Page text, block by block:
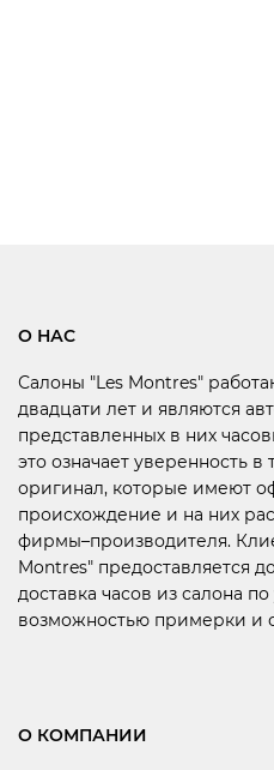
О НАС
Салоны "Les Montres"
двадцати лет и являются
представленных в них
это означает уверенность
оригинал, которые имеют
происхождение и на них
фирмы–производителя.
Montres" предоставляется
доставка часов из салона
возможностью примерки и
О КОМПАНИИ